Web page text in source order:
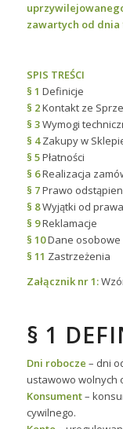
zawartych od dnia
SPIS TREŚCI
§ 1 Definicje
§ 2Kontakt ze
§ 3Wymogi
§ 4Zakupy w
§ 5Płatności
§ 6Realizacja
§ 7Prawo
§ 8Wyjątki od
§ 9Reklamacje
§ 10Dane osobowe
§ 11 Zastrzeżenia
Załącznik nr 1:
§ 1
Dni robocze – dni
ustawowo wolnych
Konsument–
cywilnego.